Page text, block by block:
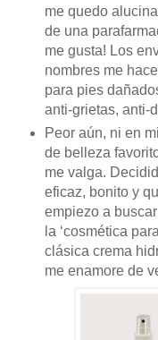
me quedo
de una
me gusta! Los
nombres me
para pies
anti-grietas, anti-
Peor aún, ni en
de belleza
me valga.
eficaz, bonito y
empiezo a
la ‘cosmética
clásica crema
me enamore de